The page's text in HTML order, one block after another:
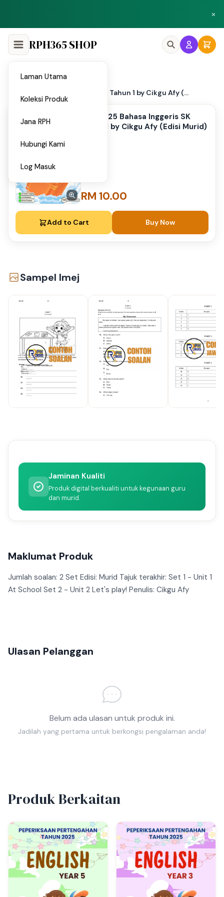
×
Laman Utama
Koleksi Produk
Jana RPH
Hubungi Kami
Log Masuk
RPH365 SHOP
Home
PPT 2025 Bahasa Inggeris SK Tahun 1 by Cikgu Afy (...
PPT 2025 Bahasa Inggeris SK
Tahun 1 by Cikgu Afy (Edisi Murid)
RM 10.00
Add to Cart Buy Now
Sampel Imej
Jaminan Kualiti
Produk digital berkualiti untuk kegunaan guru
dan murid.
Maklumat Produk
Jumlah soalan: 2 Set Edisi: Murid Tajuk terakhir: Set 1 - Unit 1
At School Set 2 - Unit 2 Let's play! Penulis: Cikgu Afy
Ulasan Pelanggan
Belum ada ulasan untuk produk ini.
Jadilah yang pertama untuk berkongsi pengalaman anda!
Produk Berkaitan